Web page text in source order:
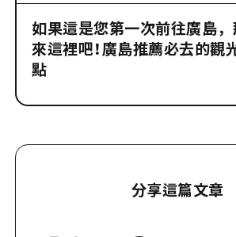
如果這是您第一次前往廣島，
來這裡吧！廣島推薦必去的觀
點
分享這篇文章